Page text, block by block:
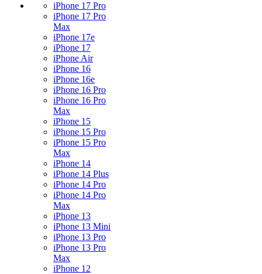
iPhone 17 Pro
iPhone 17 Pro
Max
iPhone 17e
iPhone 17
iPhone Air
iPhone 16
iPhone 16e
iPhone 16 Pro
iPhone 16 Pro
Max
iPhone 15
iPhone 15 Pro
iPhone 15 Pro
Max
iPhone 14
iPhone 14 Plus
iPhone 14 Pro
iPhone 14 Pro
Max
iPhone 13
iPhone 13 Mini
iPhone 13 Pro
iPhone 13 Pro
Max
iPhone 12